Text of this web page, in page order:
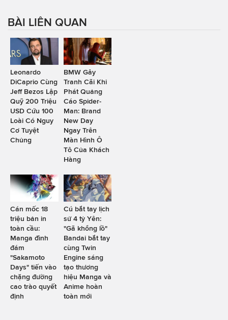
BÀI LIÊN QUAN
Leonardo
DiCaprio Cùng
Jeff Bezos Lập
Quỹ 200 Triệu
USD Cứu 100
Loài Có Nguy
Cơ Tuyệt
Chủng
BMW Gây
Tranh Cãi Khi
Phát Quảng
Cáo Spider-
Man: Brand
New Day
Ngay Trên
Màn Hình Ô
Tô Của Khách
Hàng
Cán mốc 18
triệu bản in
toàn cầu:
Manga đình
đám
"Sakamoto
Days" tiến vào
chặng đường
cao trào quyết
định
Cú bắt tay lịch
sử 4 tỷ Yên:
"Gã khổng lồ"
Bandai bắt tay
cùng Twin
Engine sáng
tạo thương
hiệu Manga và
Anime hoàn
toàn mới